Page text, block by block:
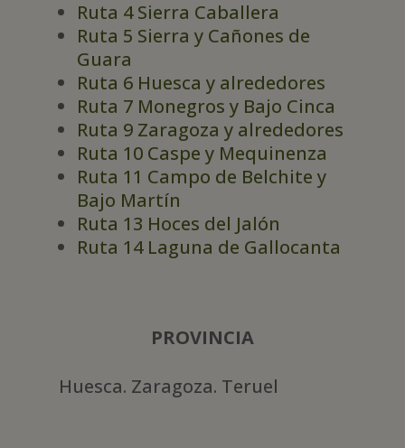
Ruta 4 Sierra Caballera
Ruta 5 Sierra y Cañones de
Guara
Ruta 6 Huesca y alrededores
Ruta 7 Monegros y Bajo Cinca
Ruta 9 Zaragoza y alrededores
Ruta 10 Caspe y Mequinenza
Ruta 11 Campo de Belchite y
Bajo Martín
Ruta 13 Hoces del Jalón
Ruta 14 Laguna de Gallocanta
PROVINCIA
Huesca. Zaragoza. Teruel